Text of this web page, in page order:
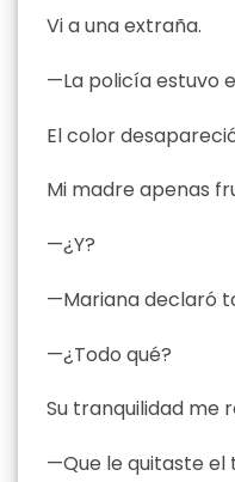
Vi a una extraña.
—La policía estuvo
El color
Mi madre apenas
—¿Y?
—Mariana declaró
—¿Todo qué?
Su tranquilidad me
—Que le quitaste el